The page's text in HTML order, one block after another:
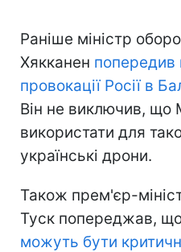
Раніше міністр
Хякканен попередив
провокації Росії в
Він не виключив,
використати для
українські дрони.
Також прем'єр-
Туск попереджав,
можуть бути